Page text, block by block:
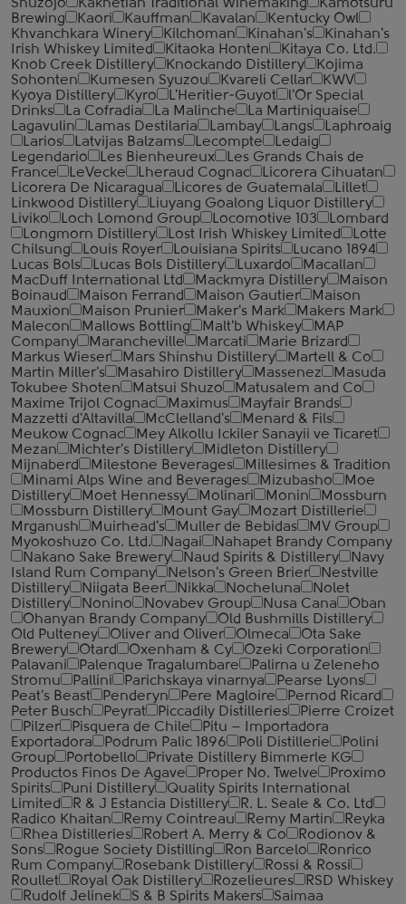
Shuzojo
Kakhetian Traditional Winemaking
Kamotsuru
Brewing
Kaori Kauffman Kavalan
Kentucky Owl
Khvanchkara Winery
Kilchoman Kinahan's
Kinahan's
Irish Whiskey Limited
Kitaoka Honten
Kitaya Co. Ltd.
Knob Creek Distillery
Knockando Distillery
Kojima
Sohonten
Kumesen Syuzou Kvareli Cellar
KWV
Kyoya Distillery
Kyro L'Heritier-Guyot
l'Or Special
Drinks
La Cofradia La Malinche
La Martiniquaise
Lagavulin
Lamas Destilaria Lambay Langs
Laphroaig
Larios
Latvijas Balzams Lecompte
Ledaig
Legendario
Les Bienheureux
Les Grands Chais de
France
LeVecke Lheraud Cognac
Licorera Cihuatan
Licorera De Nicaragua
Licores de Guatemala
Lillet
Linkwood Distillery
Liuyang Goalong Liquor Distillery
Liviko
Loch Lomond Group Locomotive 103
Lombard
Longmorn Distillery
Lost Irish Whiskey Limited
Lotte
Chilsung
Louis Royer Louisiana Spirits
Lucano 1894
Lucas Bols
Lucas Bols Distillery Luxardo
Macallan
MacDuff International Ltd
Mackmyra Distillery
Maison
Boinaud
Maison Ferrand Maison Gautier
Maison
Mauxion
Maison Prunier Maker's Mark
Makers Mark
Malecon
Mallows Bottling Malt'b Whiskey
MAP
Company
Marancheville Marcati
Marie Brizard
Markus Wieser
Mars Shinshu Distillery
Martell & Co
Martin Miller's
Masahiro Distillery Massenez
Masuda
Tokubee Shoten
Matsui Shuzo
Matusalem and Co
Maxime Trijol Cognac
Maximus
Mayfair Brands
Mazzetti d'Altavilla
McClelland's
Menard & Fils
Meukow Cognac
Mey Alkollu Ickiler Sanayii ve Ticaret
Mezan
Michter's Distillery
Midleton Distillery
Mijnaberd
Milestone Beverages
Millesimes & Tradition
Minami Alps Wine and Beverages
Mizubasho
Moe
Distillery
Moet Hennessy Molinari Monin
Mossburn
Mossburn Distillery
Mount Gay
Mozart Distillerie
Mrganush
Muirhead's Muller de Bebidas
MV Group
Myokoshuzo Co. Ltd.
Nagai
Nahapet Brandy Company
Nakano Sake Brewery
Naud Spirits & Distillery
Navy
Island Rum Company
Nelson's Green Brier
Nestville
Distillery
Niigata Beer Nikka Nocheluna
Nolet
Distillery
Nonino Novabev Group Nusa Cana
Oban
Ohanyan Brandy Company
Old Bushmills Distillery
Old Pulteney
Oliver and Oliver Olmeca
Ota Sake
Brewery
Otard Oxenham & Cy
Ozeki Corporation
Palavani
Palenque Tragalumbare
Palirna u Zeleneho
Stromu
Pallini Parichskaya vinarnya
Pearse Lyons
Peat's Beast
Penderyn Pere Magloire
Pernod Ricard
Peter Busch
Peyrat Piccadily Distilleries
Pierre Croizet
Pilzer
Pisquera de Chile
Pitu – Importadora
Exportadora
Podrum Palic 1896 Poli Distillerie
Polini
Group
Portobello
Private Distillery Bimmerle KG
Productos Finos De Agave
Proper No. Twelve
Proximo
Spirits
Puni Distillery
Quality Spirits International
Limited
R & J Estancia Distillery
R. L. Seale & Co. Ltd
Radico Khaitan
Remy Cointreau Remy Martin
Reyka
Rhea Distilleries
Robert A. Merry & Co
Rodionov &
Sons
Rogue Society Distilling Ron Barcelo
Ronrico
Rum Company
Rosebank Distillery
Rossi & Rossi
Roullet
Royal Oak Distillery Rozelieures
RSD Whiskey
Rudolf Jelinek
S & B Spirits Makers
Saimaa